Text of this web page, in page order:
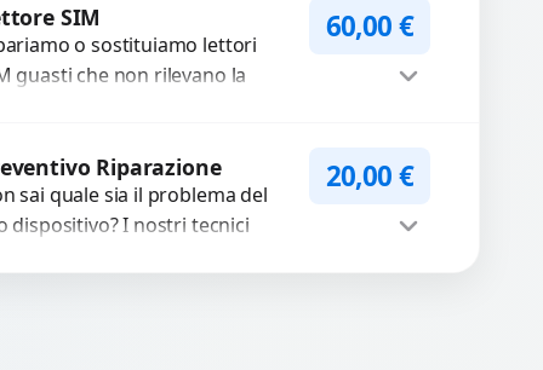
SIM
o sostituiamo lettori
guasti che non rilevano la
60,00€
Riparazione
sai quale sia il problema del
dispositivo? I nostri tecnici
20,00€